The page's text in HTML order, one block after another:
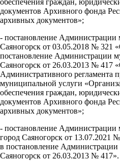
обеспечения граждан,
документов Архивного фонда
архивных документов»;
- постановление Администрации
Саяногорск от 03.05.2018 № 321
постановление Администрации
Саяногорск от 26.03.2013 № 417
Административного регламента
муниципальной услуги
обеспечения граждан,
документов Архивного фонда
архивных документов»;
- постановление Администрации
город Саяногорск от 13.07.2021
в постановление
Саяногорск от 26.03.2013 № 417».